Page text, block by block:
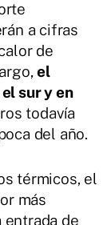
a cifras
de
el
sur y en
todavía
del año.
térmicos, el
más
entrada de